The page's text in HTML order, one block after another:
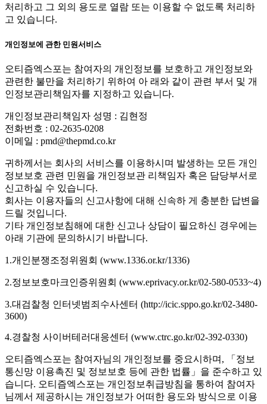
처리하고 그 외의 용도로 열람 또는 이용할 수 없도록 처리하
고 있습니다.
개인정보에 관한 민원서비스
오티즘엑스포는 참여자의 개인정보를 보호하고 개인정보와
관련한 불만을 처리하기 위하여 아 래와 같이 관련 부서 및 개
인정보관리책임자를 지정하고 있습니다.
개인정보관리책임자 성명 : 김현정
전화번호 : 02-2635-0208
이메일 : pmd@thepmd.co.kr
귀하께서는 회사의 서비스를 이용하시며 발생하는 모든 개인
정보보호 관련 민원을 개인정보관 리책임자 혹은 담당부서로
신고하실 수 있습니다.
회사는 이용자들의 신고사항에 대해 신속하 게 충분한 답변을
드릴 것입니다.
기타 개인정보침해에 대한 신고나 상담이 필요하신 경우에는
아래 기관에 문의하시기 바랍니다.
1.개인분쟁조정위원회 (www.1336.or.kr/1336)
2.정보보호마크인증위원회 (www.eprivacy.or.kr/02-580-0533~4)
3.대검찰청 인터넷범죄수사센터 (http://icic.sppo.go.kr/02-3480-
3600)
4.경찰청 사이버테러대응센터 (www.ctrc.go.kr/02-392-0330)
오티즘엑스포는 참여자님의 개인정보를 중요시하며, 「정보
통신망 이용촉진 및 정보보호 등에 관한 법률」을 준수하고 있
습니다. 오티즘엑스포는 개인정보취급방침을 통하여 참여자
님께서 제공하시는 개인정보가 어떠한 용도와 방식으로 이용